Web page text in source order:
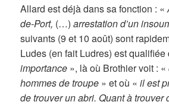
Allard est déjà dans sa fonction : «
de-Port, (…) arrestation d’un
suivants (9 et 10 août) sont
Ludes (en fait Ludres) est qualifiée
importance », là où Brothier voit : «
hommes de troupe » et où «il est
de trouver un abri. Quant à trouver